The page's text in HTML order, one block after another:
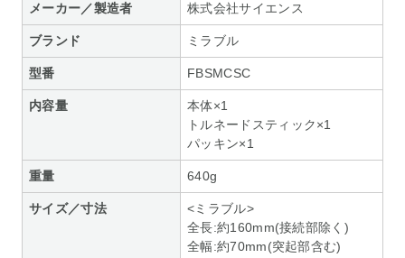
メーカー／製造者 株式会社サイエンス
ブランド ミラブル
型番 FBSMCSC
内容量
本体×1
トルネードスティック×1
パッキン×1
重量 640g
サイズ／寸法
<ミラブル>
全長:約160mm(接続部除く)
全幅:約70mm(突起部含む)